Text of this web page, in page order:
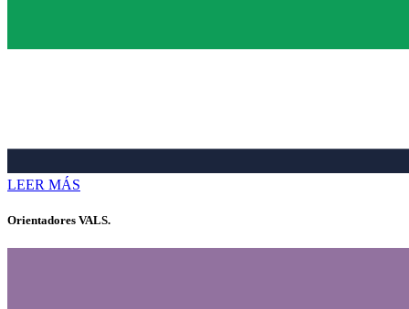
LEER MÁS
Orientadores VALS.